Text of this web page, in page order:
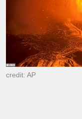
credit: AP